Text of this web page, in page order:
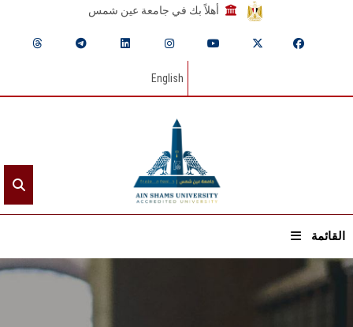
أهلاً بك في جامعة عين شمس
English
القائمة